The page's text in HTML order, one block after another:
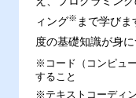
ィング※ まで学び
度の基礎知識が身に
※コード（コンピュ
すること
※テキストコーディ